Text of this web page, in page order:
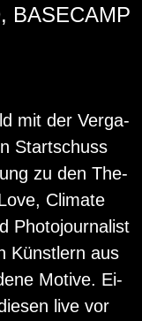
BASECAMP
mit der Ver­ga­
Start­schuss
zu den The­
Cli­ma­te
Pho­to­jour­na­list
Künst­lern aus
Mo­ti­ve. Ei­
live vor